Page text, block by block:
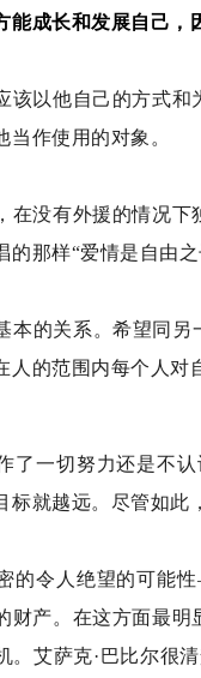
能成长和发展自己，
该以他自己的方式
作使用的对象。
在没有外援的情况
那样“爱情是自由
本的关系。希望同另
人的范围内每个人对
了一切努力还是不
标就越远。尽管如此
的令人绝望的可能
财产。在这方面最
。艾萨克·巴比尔很